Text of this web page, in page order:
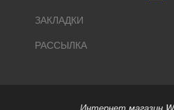
ЗАКЛАДКИ
РАССЫЛКА